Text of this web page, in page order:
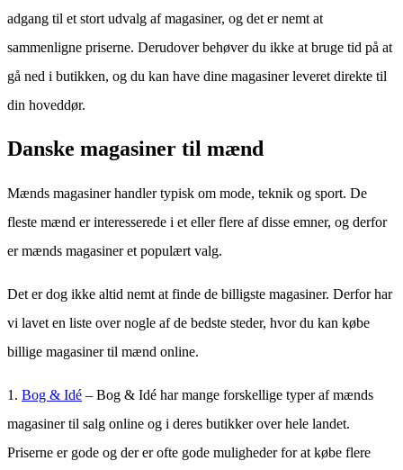
adgang til et stort udvalg af magasiner, og det er nemt at
sammenligne priserne. Derudover behøver du ikke at bruge tid på at
gå ned i butikken, og du kan have dine magasiner leveret direkte til
din hoveddør.
Danske magasiner til mænd
Mænds magasiner handler typisk om mode, teknik og sport. De
fleste mænd er interesserede i et eller flere af disse emner, og derfor
er mænds magasiner et populært valg.
Det er dog ikke altid nemt at finde de billigste magasiner. Derfor har
vi lavet en liste over nogle af de bedste steder, hvor du kan købe
billige magasiner til mænd online.
1. Bog & Idé – Bog & Idé har mange forskellige typer af mænds
magasiner til salg online og i deres butikker over hele landet.
Priserne er gode og der er ofte gode muligheder for at købe flere